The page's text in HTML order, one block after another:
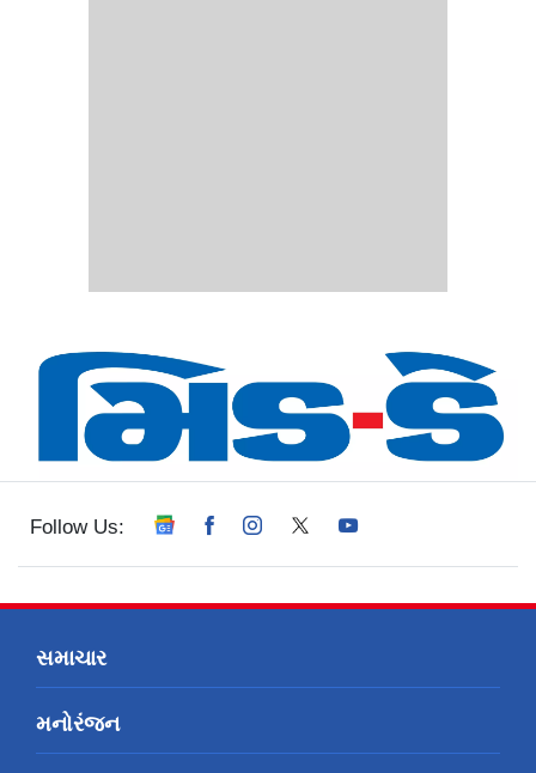
Follow Us:
સમાચાર
મનોરંજન